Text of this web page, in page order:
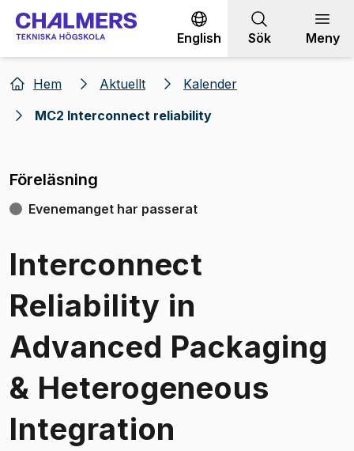
Gå till innehållet
English Sök Meny
Hem Aktuellt
Kalender
MC2 Interconnect reliability
Föreläsning
Evenemanget har passerat
Interconnect
Reliability in
Advanced Packaging
& Heterogeneous
Integration